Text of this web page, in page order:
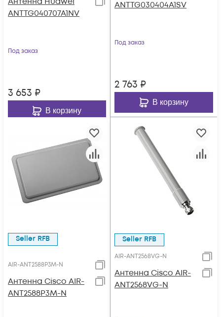
ANTTG040707A1NV
Под заказ
3 653 ₽
В корзину
ANTTG030404A1SV
Под заказ
2 763 ₽
В корзину
Seller RFB
AIR-ANT2588P3M-N
Антенна Cisco AIR-
ANT2588P3M-N
Seller RFB
AIR-ANT2568VG-N
Антенна Cisco AIR-
ANT2568VG-N